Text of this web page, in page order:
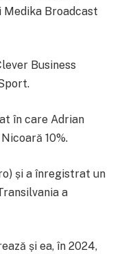
Medika Broadcast
Business
în care Adrian
10%.
și a înregistrat un
a
și ea, în 2024,